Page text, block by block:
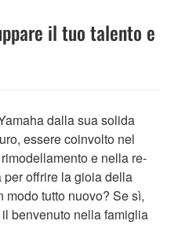
il tuo talento e
dalla sua solida
essere coinvolto nel
e nella re-
offrire la gioia della
modo tutto nuovo? Se sì,
benvenuto nella famiglia